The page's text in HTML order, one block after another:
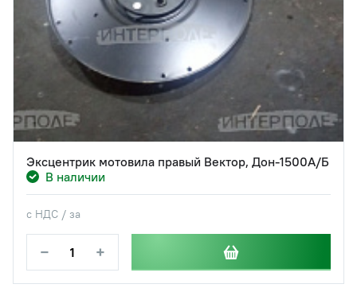
Эксцентрик мотовила правый Вектор, Дон-1500А/Б
В наличии
с НДС / за
− +